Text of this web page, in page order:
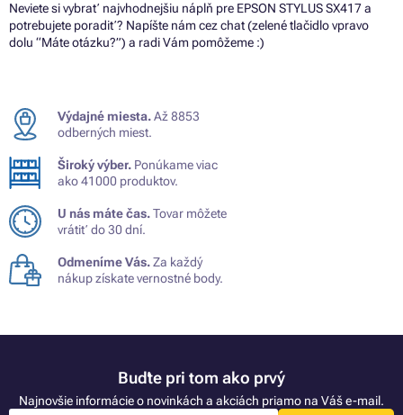
Neviete si vybrať najvhodnejšiu náplň pre EPSON STYLUS SX417 a
potrebujete poradiť? Napíšte nám cez chat (zelené tlačidlo vpravo
dolu “Máte otázku?”) a radi Vám pomôžeme :)
Výdajné miesta.Až 8853
odberných miest.
Široký výber. Ponúkame viac
ako 41000 produktov.
U nás máte čas.Tovar môžete
vrátiť do 30 dní.
Odmeníme Vás.Za každý
nákup získate vernostné body.
Buďte pri tom ako prvý
Najnovšie informácie o novinkách a akciách priamo na Váš e-mail.